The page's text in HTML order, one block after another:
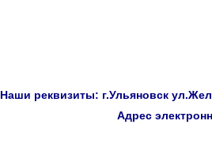
Наши реквизиты: г.Ульяновск
Адрес